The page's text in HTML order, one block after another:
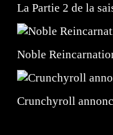
La Partie 2 de la
Noble
Crunchyroll